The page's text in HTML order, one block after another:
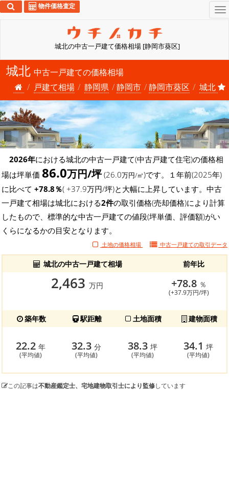
城北の中古一戸建て価格相場 [静岡市葵区]
物件価格査定
城北 中古一戸建ての価格相場
戸建て相場
静岡県 静岡市 静岡市葵区 城北
2026年における城北の中古一戸建て(中古戸建て住宅)の価格相
場は坪単価 86.0万円/坪(26.0万円/㎡)です。１年前(2025年)
に比べて +78.8％( +37.9万円/坪)と大幅に上昇しています。中古
一戸建て相場は城北における2件の取引価格(売却価格)により計算
したもので、標準的な中古一戸建ての値段(坪単価、評価額)がい
くらになるかの目安となります。
土地の価格相場 中古一戸建ての取引データ
城北の中古一戸建て相場 前年比
2,463 万円 +78.8 ％
(+37.9万円/坪)
築年数 駅距離 土地面積 建物面積
22.2 年
(平均値)
32.3分
(平均値)
38.3 坪
(平均値)
34.1坪
(平均値)
この記事は不動産鑑定士、宅地建物取引士により監修しています